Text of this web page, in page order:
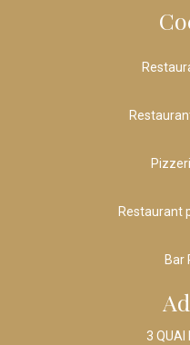
Restaurant
Bar
3 QUAI